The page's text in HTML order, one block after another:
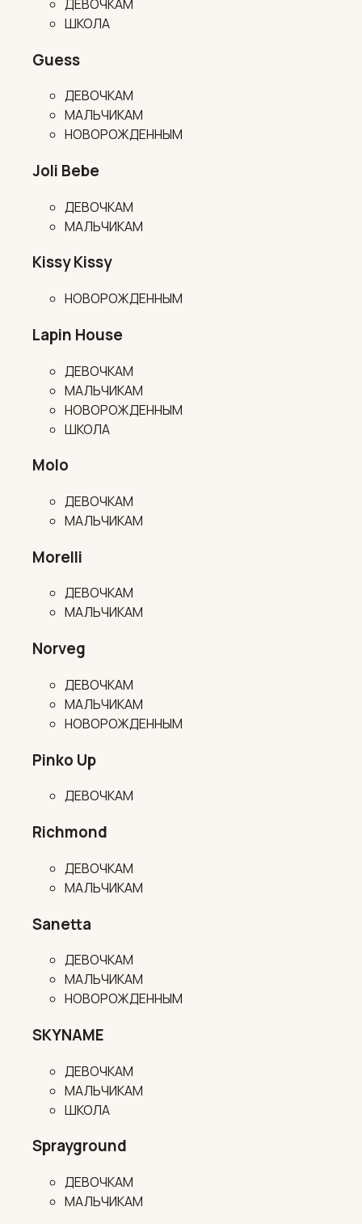
ДЕВОЧКАМ
ШКОЛА
Guess
ДЕВОЧКАМ
МАЛЬЧИКАМ
НОВОРОЖДЕННЫМ
Joli Bebe
ДЕВОЧКАМ
МАЛЬЧИКАМ
Kissy Kissy
НОВОРОЖДЕННЫМ
Lapin House
ДЕВОЧКАМ
МАЛЬЧИКАМ
НОВОРОЖДЕННЫМ
ШКОЛА
Molo
ДЕВОЧКАМ
МАЛЬЧИКАМ
Morelli
ДЕВОЧКАМ
МАЛЬЧИКАМ
Norveg
ДЕВОЧКАМ
МАЛЬЧИКАМ
НОВОРОЖДЕННЫМ
Pinko Up
ДЕВОЧКАМ
Richmond
ДЕВОЧКАМ
МАЛЬЧИКАМ
Sanetta
ДЕВОЧКАМ
МАЛЬЧИКАМ
НОВОРОЖДЕННЫМ
SKYNAME
ДЕВОЧКАМ
МАЛЬЧИКАМ
ШКОЛА
Sprayground
ДЕВОЧКАМ
МАЛЬЧИКАМ